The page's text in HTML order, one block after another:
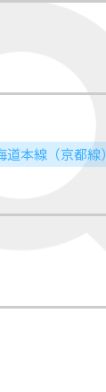
道本線（京都線）